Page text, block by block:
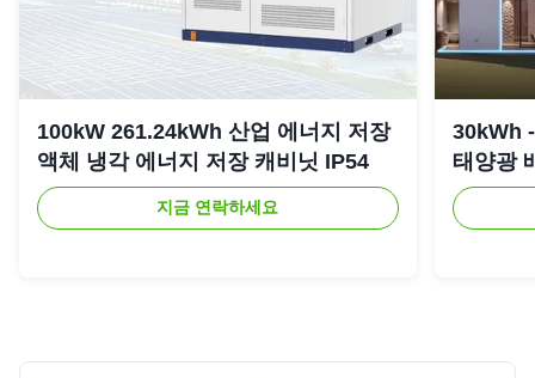
Considering another one for other vehicle.
100kW 261.24kWh 산업 에너지 저장
액체 냉각 에너지 저장 캐비닛 IP54
지금 연락하세요
30kWh
태양광